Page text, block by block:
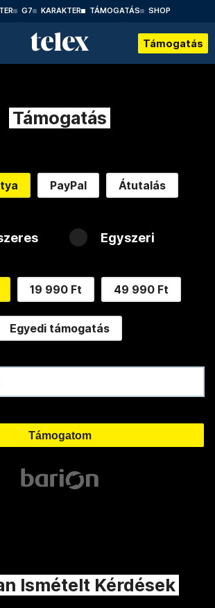
G7 KARAKTER TÁMOGATÁS SHOP
Támogatás
Támogatás
PayPal Átutalás
Egyszeri
19 990 Ft 49 990 Ft
Egyedi támogatás
Ismételt Kérdések